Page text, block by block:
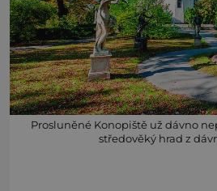
Prosluněné Konopiště už dávno
středověký hrad z